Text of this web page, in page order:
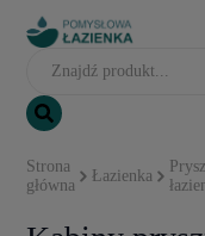
Strona
główna
Łazienka